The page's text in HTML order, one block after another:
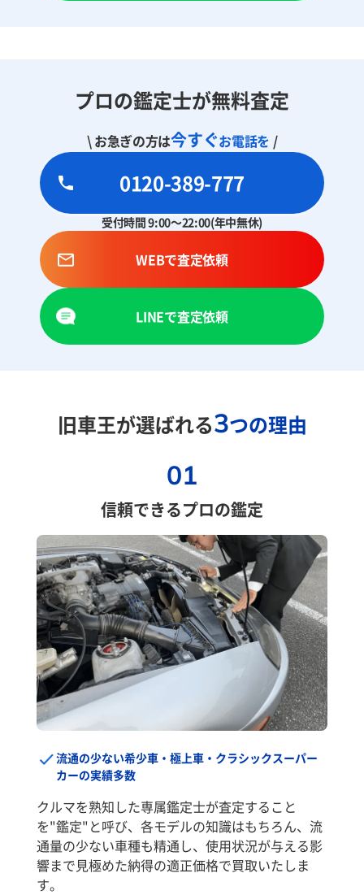
プロの鑑定士が無料査定
\ お急ぎの方は今すぐお電話を /
0120-389-777
受付時間 9:00～22:00(年中無休)
WEBで査定依頼
LINEで査定依頼
旧車王が選ばれる3つの理由
01
信頼できるプロの鑑定
流通の少ない希少車・極上車・クラシックスーパー
カーの実績多数
クルマを熟知した専属鑑定士が査定すること
を"鑑定"と呼び、各モデルの知識はもちろん、流
通量の少ない車種も精通し、使用状況が与える影
響まで見極めた納得の適正価格で買取いたしま
す。